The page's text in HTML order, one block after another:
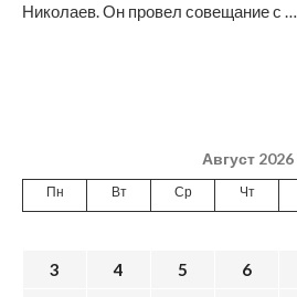
Николаев. Он провел совещание с …
Август 2026
Пн Вт Ср Чт
3
4 5 6